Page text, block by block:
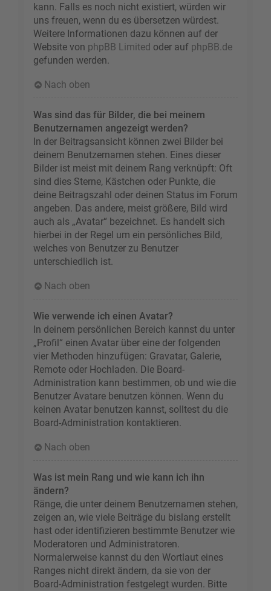
kann. Falls es noch nicht existiert, würden wir
uns freuen, wenn du es übersetzen würdest.
Weitere Informationen dazu können auf der
Website von phpBB Limited oder auf phpBB.de
gefunden werden.
Nach oben
Was sind das für Bilder, die bei meinem
Benutzernamen angezeigt werden?
In der Beitragsansicht können zwei Bilder bei
deinem Benutzernamen stehen. Eines dieser
Bilder ist meist mit deinem Rang verknüpft: Oft
sind dies Sterne, Kästchen oder Punkte, die
deine Beitragszahl oder deinen Status im Forum
angeben. Das andere, meist größere, Bild wird
auch als „Avatar“ bezeichnet. Es handelt sich
hierbei in der Regel um ein persönliches Bild,
welches von Benutzer zu Benutzer
unterschiedlich ist.
Nach oben
Wie verwende ich einen Avatar?
In deinem persönlichen Bereich kannst du unter
„Profil“ einen Avatar über eine der folgenden
vier Methoden hinzufügen: Gravatar, Galerie,
Remote oder Hochladen. Die Board-
Administration kann bestimmen, ob und wie die
Benutzer Avatare benutzen können. Wenn du
keinen Avatar benutzen kannst, solltest du die
Board-Administration kontaktieren.
Nach oben
Was ist mein Rang und wie kann ich ihn
ändern?
Ränge, die unter deinem Benutzernamen stehen,
zeigen an, wie viele Beiträge du bislang erstellt
hast oder identifizieren bestimmte Benutzer wie
Moderatoren und Administratoren.
Normalerweise kannst du den Wortlaut eines
Ranges nicht direkt ändern, da sie von der
Board-Administration festgelegt wurden. Bitte